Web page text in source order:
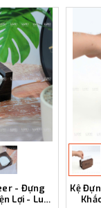
- Đựng
Lợi - Luxi
Kệ